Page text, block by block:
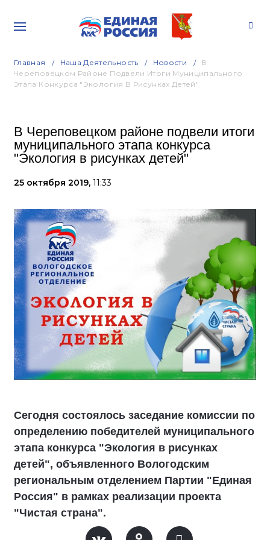
Главная Наша Деятельность Новости
В
Череповецком Районе Подвели Итоги Муниципального
Этапа Конкурса "Экология В Рисунках Детей"
В Череповецком районе подвели итоги
муниципального этапа конкурса
"Экология в рисунках детей"
25 октября 2019, 11:33
Сегодня состоялось заседание комиссии по
определению победителей муниципального
этапа конкурса "Экология в рисунках
детей", объявленного Вологодским
региональным отделением Партии "Единая
Россия" в рамках реализации проекта
"Чистая страна".